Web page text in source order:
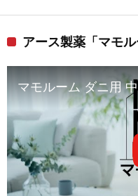
アース製薬「マモ
マモルーム ダニ用